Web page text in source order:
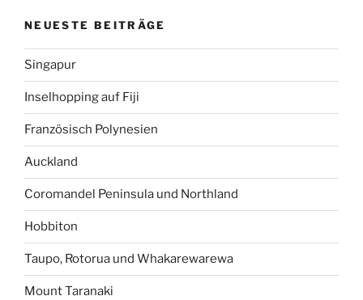
NEUESTE BEITRÄGE
Singapur
Inselhopping auf Fiji
Französisch Polynesien
Auckland
Coromandel Peninsula und Northland
Hobbiton
Taupo, Rotorua und Whakarewarewa
Mount Taranaki